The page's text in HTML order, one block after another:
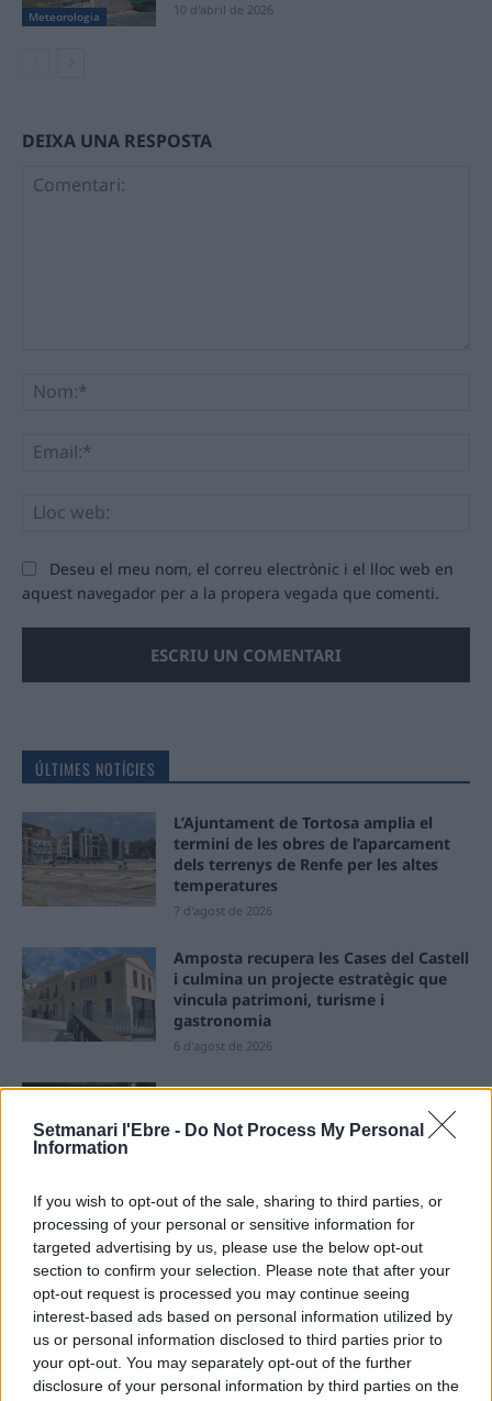
Setmanari l'Ebre - Do Not Process My Personal
Information
If you wish to opt-out of the sale, sharing to third parties, or
processing of your personal or sensitive information for
targeted advertising by us, please use the below opt-out
section to confirm your selection. Please note that after your
opt-out request is processed you may continue seeing
interest-based ads based on personal information utilized by
us or personal information disclosed to third parties prior to
your opt-out. You may separately opt-out of the further
disclosure of your personal information by third parties on the
Meteorologia 10 d'abril de 2026
DEIXA UNA RESPOSTA
Deseu el meu nom, el correu electrònic i el lloc web en
aquest navegador per a la propera vegada que comenti.
ÚLTIMES NOTÍCIES
L’Ajuntament de Tortosa amplia el
termini de les obres de l’aparcament
dels terrenys de Renfe per les altes
temperatures
7 d'agost de 2026
Amposta recupera les Cases del Castell
i culmina un projecte estratègic que
vincula patrimoni, turisme i
gastronomia
6 d'agost de 2026
Els vestits de paper guanyen força
enguany amb més modistes i gairebé
40 peces a concurs
“L’eclipsi serà una oportunitat també
per a gaudir de les Festes Majors
d’Amposta”
31 de juliol de 2026
Carrega més